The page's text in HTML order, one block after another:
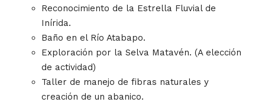
Reconocimiento de la Estrella Fluvial de
Inírida.
Baño en el Río Atabapo.
Exploración por la Selva Matavén. (A elección
de actividad)
Taller de manejo de fibras naturales y
creación de un abanico.